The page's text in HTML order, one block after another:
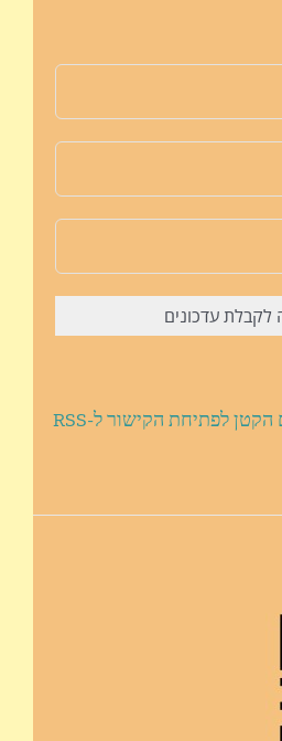
לחצו על הסמל הכתום הקטן לפתיחת הקישור ל-RSS